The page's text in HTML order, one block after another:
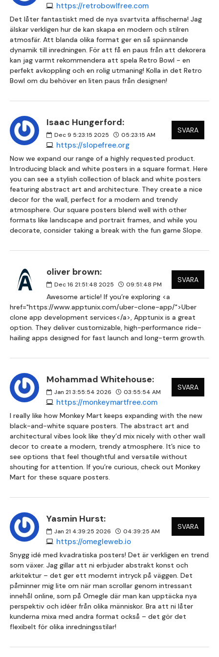
https://retrobowlfree.com
Det låter fantastiskt med de nya svartvita affischerna! Jag
älskar verkligen hur de kan skapa en modern och stilren
atmosfär. Att blanda olika format ger en så spännande
dynamik till inredningen. För att få en paus från att dekorera
kan jag varmt rekommendera att spela Retro Bowl - en
perfekt avkoppling och en rolig utmaning! Kolla in det Retro
Bowl om du behöver en liten paus från designen!
Isaac Hungerford:
Dec 9 5:23:15 2025 05:23:15 AM
https://slopefree.org
SVARA
Now we expand our range of a highly requested product.
Introducing black and white posters in a square format. Here
you can see a stylish collection of black and white posters
featuring abstract art and architecture. They create a nice
decor for the wall, perfect for a modern and trendy
atmosphere. Our square posters blend well with other
formats like landscape and portrait frames, and while you
decorate, consider taking a break with the fun game Slope.
oliver brown:
Dec 16 21:51:48 2025 09:51:48 PM
SVARA
Awesome article! If you’re exploring <a
href="https://www.apptunix.com/uber-clone-app/">Uber
clone app development services</a>, Apptunix is a great
option. They deliver customizable, high-performance ride-
hailing apps designed for fast launch and long-term growth.
Mohammad Whitehouse:
Jan 21 3:55:54 2026 03:55:54 AM
https://monkeymartfree.com
SVARA
I really like how Monkey Mart keeps expanding with the new
black-and-white square posters. The abstract art and
architectural vibes look like they’d mix nicely with other wall
decor to create a modern, trendy atmosphere. It’s nice to
see options that feel thoughtful and versatile without
shouting for attention. If you’re curious, check out Monkey
Mart for these square posters.
Yasmin Hurst:
Jan 21 4:39:25 2026 04:39:25 AM
https://omegleweb.io
SVARA
Snygg idé med kvadratiska posters! Det är verkligen en trend
som växer. Jag gillar att ni erbjuder abstrakt konst och
arkitektur – det ger ett modernt intryck på väggen. Det
påminner mig lite om när man scrollar genom intressant
innehål online, som på Omegle där man kan upptäcka nya
perspektiv och idéer från olika människor. Bra att ni låter
kunderna mixa med andra format också – det gör det
flexibelt för olika inredningsstilar!